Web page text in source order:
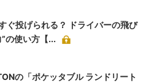
ぐ投げられる？ ドライバーの飛び
の使い方【...
の「ポケッタブル ランドリート